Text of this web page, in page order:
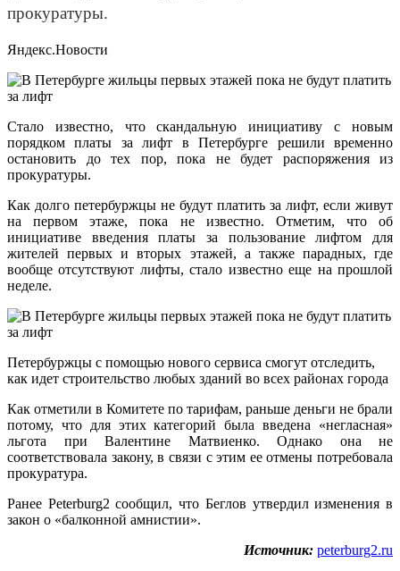
прокуратуры.
Яндекс.Новости
Стало известно, что скандальную инициативу с новым
порядком платы за лифт в Петербурге решили временно
остановить до тех пор, пока не будет распоряжения из
прокуратуры.
Как долго петербуржцы не будут платить за лифт, если живут
на первом этаже, пока не известно. Отметим, что об
инициативе введения платы за пользование лифтом для
жителей первых и вторых этажей, а также парадных, где
вообще отсутствуют лифты, стало известно еще на прошлой
неделе.
Петербуржцы с помощью нового сервиса смогут отследить,
как идет строительство любых зданий во всех районах города
Как отметили в Комитете по тарифам, раньше деньги не брали
потому, что для этих категорий была введена «негласная»
льгота при Валентине Матвиенко. Однако она не
соответствовала закону, в связи с этим ее отмены потребовала
прокуратура.
Ранее Peterburg2 сообщил, что Беглов утвердил изменения в
закон о «балконной амнистии».
Источник: peterburg2.ru